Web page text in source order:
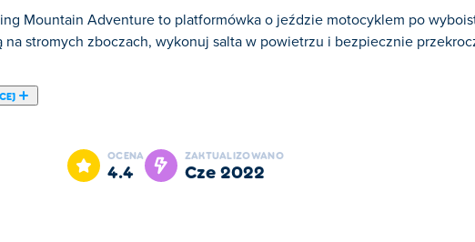
Mountain Adventure to platformówka o jeździe motocyklem po
na stromych zboczach, wykonuj salta w powietrzu i bezpiecznie
X Trial Racing Mountain Adventure jest jedną z naszych
OCENA
4.4
ZAKTUALIZOWANO
cze 2022